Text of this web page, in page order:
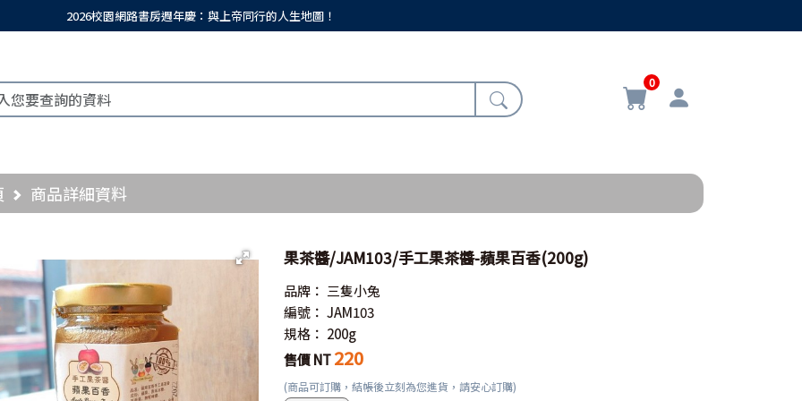
2026校園網路書房週年慶：與上帝同行的人生地圖！
0
商品詳細資料
果茶醬/JAM103/手工果茶醬-蘋果百香(200g)
品牌： 三隻小兔
編號：JAM103
規格： 200g
售價 NT220
(商品可訂購，結帳後立刻為您進貨，請安心訂購)